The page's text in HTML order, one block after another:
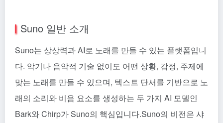
Suno 일반 소개
Suno는 상상력과 AI로 노래를 만들 수 있는 플랫폼입니
다. 악기나 음악적 기술 없이도 어떤 상황, 감정, 주제에
맞는 노래를 만들 수 있으며, 텍스트 단서를 기반으로 노
래의 소리와 비음 요소를 생성하는 두 가지 AI 모델인
Bark와 Chirp가 Suno의 핵심입니다.Suno의 비전은 샤